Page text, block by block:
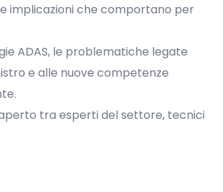
implicazioni che comportano per
ADAS, le problematiche legate
e alle nuove competenze
tra esperti del settore, tecnici